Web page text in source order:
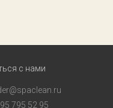
с нами
795 52 95